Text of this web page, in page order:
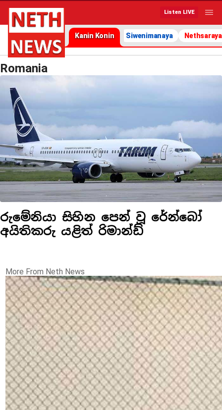
Listen LIVE
Kanin Konin Siwenimanaya Nethsaraya
Romania
රුමේනියා සිහින පෙන් වූ රේන්බෝ
අයිතිකරු යළිත් රිමාන්ඩ්
More From Neth News